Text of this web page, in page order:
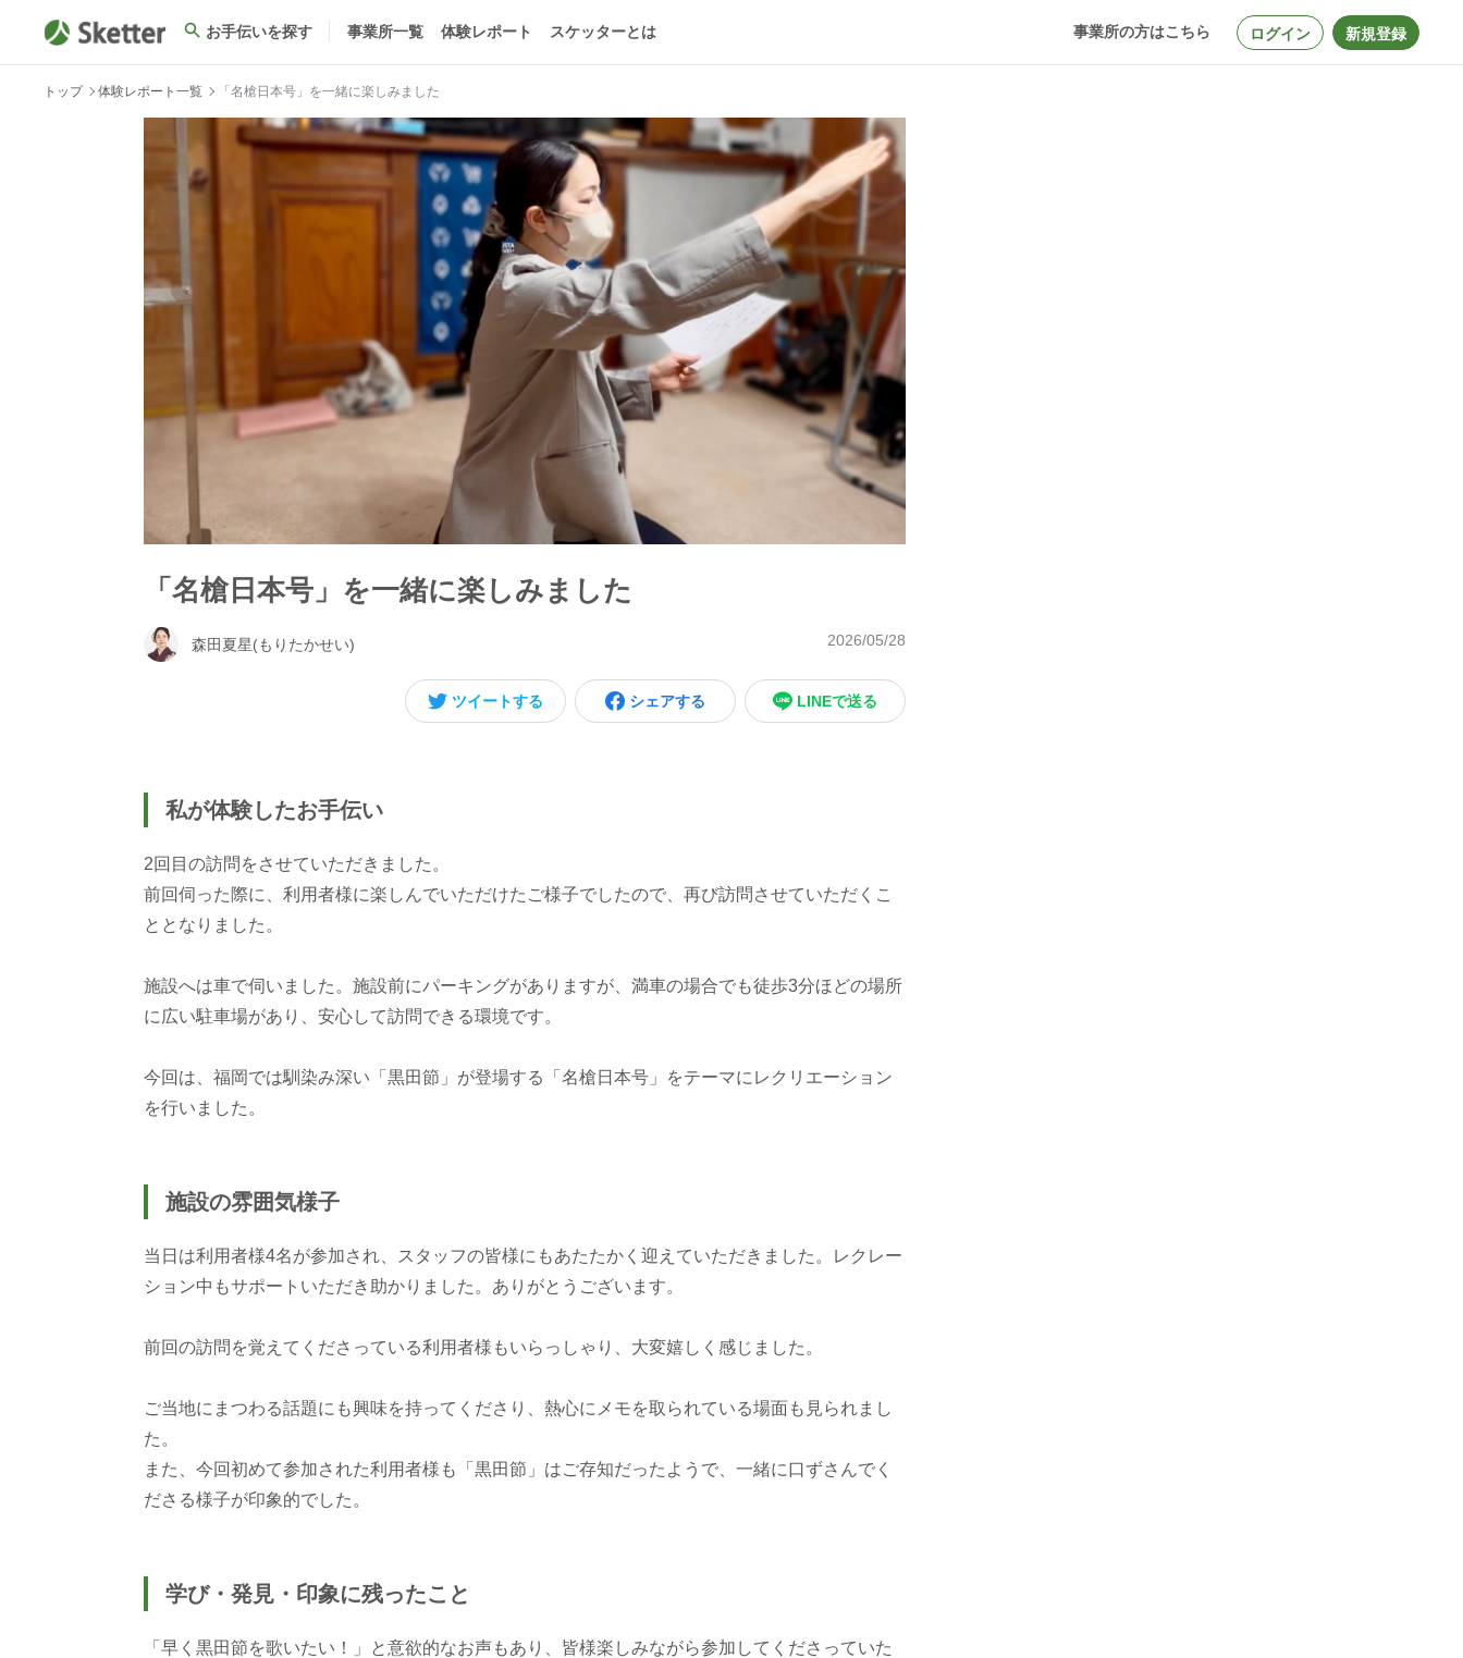
お手伝いを探す 事業所一覧 体験レポート スケッターとは 事業所の方はこちら ログイン 新規登録
トップ 体験レポート一覧 「名槍日本号」を一緒に楽しみました
「名槍日本号」を一緒に楽しみました
森田夏星(もりたかせい) 2026/05/28
ツイートする シェアする LINEで送る
私が体験したお手伝い
2回目の訪問をさせていただきました。
前回伺った際に、利用者様に楽しんでいただけたご様子でしたので、再び訪問させていただくこ
ととなりました。
施設へは車で伺いました。施設前にパーキングがありますが、満車の場合でも徒歩3分ほどの場所
に広い駐車場があり、安心して訪問できる環境です。
今回は、福岡では馴染み深い「黒田節」が登場する「名槍日本号」をテーマにレクリエーション
を行いました。
施設の雰囲気様子
当日は利用者様4名が参加され、スタッフの皆様にもあたたかく迎えていただきました。レクレー
ション中もサポートいただき助かりました。ありがとうございます。
前回の訪問を覚えてくださっている利用者様もいらっしゃり、大変嬉しく感じました。
ご当地にまつわる話題にも興味を持ってくださり、熱心にメモを取られている場面も見られまし
た。
また、今回初めて参加された利用者様も「黒田節」はご存知だったようで、一緒に口ずさんでく
ださる様子が印象的でした。
学び・発見・印象に残ったこと
「早く黒田節を歌いたい！」と意欲的なお声もあり、皆様楽しみながら参加してくださっていた